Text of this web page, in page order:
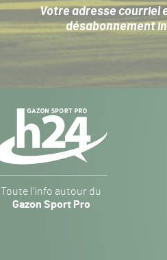
Votre adresse courriel
désabonnement
Sport
Pro
Toute l’info autour du
Gazon Sport Pro